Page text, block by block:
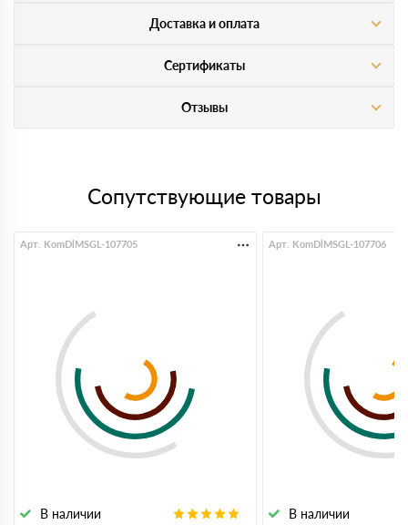
Доставка и оплата
Сертификаты
Отзывы
Сопутствующие товары
В наличии
Арт. KomDlMSGL-107705
В наличии
Арт. KomDlMSGL-107706